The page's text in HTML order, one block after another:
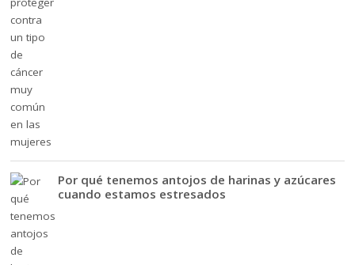
Por qué tenemos antojos de harinas y azúcares
cuando estamos estresados